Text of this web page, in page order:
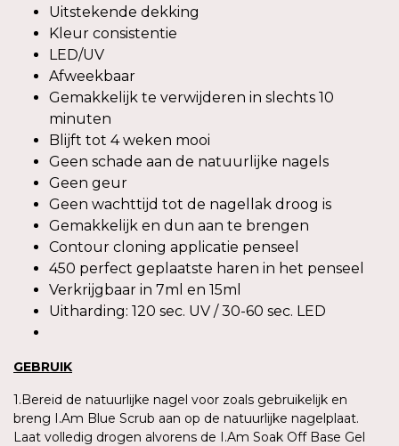
Uitstekende dekking
Kleur consistentie
LED/UV
Afweekbaar
Gemakkelijk te verwijderen in slechts 10
minuten
Blijft tot 4 weken mooi
Geen schade aan de natuurlijke nagels
Geen geur
Geen wachttijd tot de nagellak droog is
Gemakkelijk en dun aan te brengen
Contour cloning applicatie penseel
450 perfect geplaatste haren in het penseel
Verkrijgbaar in 7ml en 15ml
Uitharding: 120 sec. UV / 30-60 sec. LED
GEBRUIK
1.Bereid de natuurlijke nagel voor zoals gebruikelijk en
breng I.Am Blue Scrub aan op de natuurlijke nagelplaat.
Laat volledig drogen alvorens de I.Am Soak Off Base Gel